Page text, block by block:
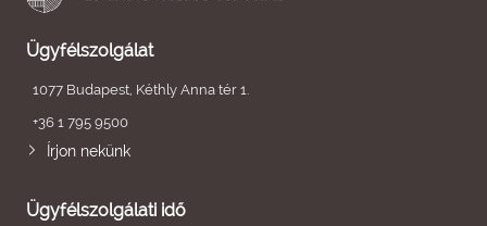
Ügyfélszolgálat
1077 Budapest, Kéthly Anna tér 1.
+36 1 795 9500
Írjon nekünk
Ügyfélszolgálati idő